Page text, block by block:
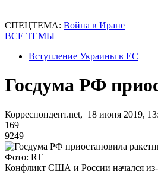
СПЕЦТЕМА: Война в Иране
ВСЕ ТЕМЫ
Вступление Украины в ЕС
Госдума РФ
Корреспондент.net, 18 июня 2019,
169
9249
Фото: RT
Конфликт США и России начался